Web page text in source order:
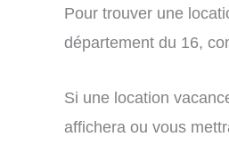
Pour trouver une
département du 16,
Si une location
affichera ou vous